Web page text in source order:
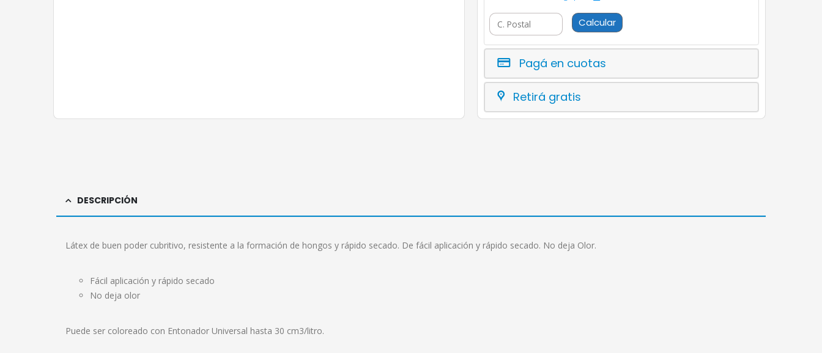
Calcular
Pagá en cuotas
Retirá gratis
DESCRIPCIÓN
Látex de buen poder cubritivo, resistente a la formación de hongos y rápido secado. De fácil aplicación y rápido secado. No deja Olor.
Fácil aplicación y rápido secado
No deja olor
Puede ser coloreado con Entonador Universal hasta 30 cm3/litro.